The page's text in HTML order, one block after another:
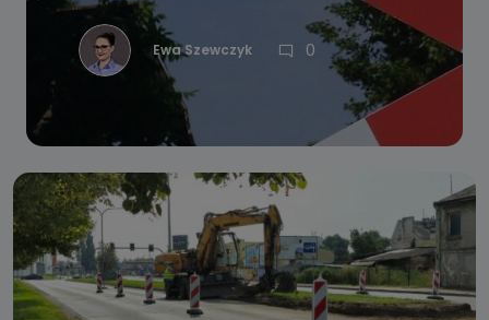
Ewa Szewczyk 0